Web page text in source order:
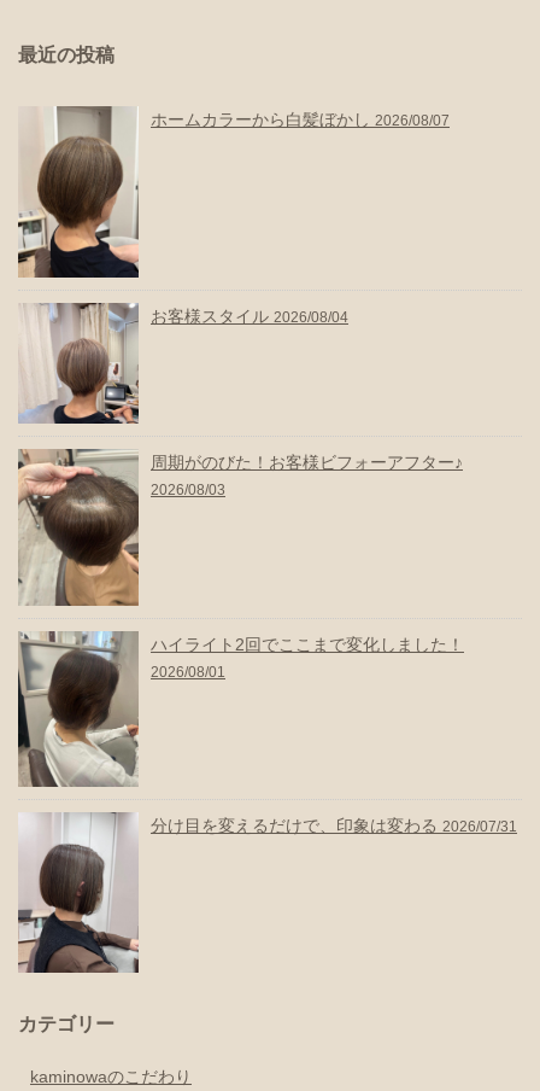
最近の投稿
ホームカラーから白髪ぼかし 2026/08/07
お客様スタイル 2026/08/04
周期がのびた！お客様ビフォーアフター♪
2026/08/03
ハイライト2回でここまで変化しました！
2026/08/01
分け目を変えるだけで、印象は変わる 2026/07/31
カテゴリー
kaminowaのこだわり